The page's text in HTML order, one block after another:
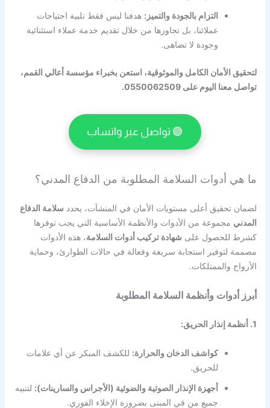
التزام بالجودة والتميز: هدفنا ليس فقط تلبية احتياجات
عملائنا، بل تجاوزها من خلال تقديم خدمة عملاء استثنائية
وجودة لا تضاهى.
لتحقيق الأمان الكامل والموثوقية، استعن بخبراء مؤسسة أعالي القمم،
تواصل معنا اليوم على 0550062509.
🟢 تواصل عبر واتساب
ما هي أدوات السلامة المطلوبة من الدفاع المدني؟
لضمان تحقيق أعلى مستويات الأمان في المنشآت، يحدد سلامة الدفاع
المدني مجموعة من الأدوات والأنظمة الأساسية التي يجب توفرها
كشرط للحصول على شهادة تركيب أدوات السلامة، هذه الأدوات
مصممة لتوفير استجابة سريعة وفعالة في حالات الطوارئ، وحماية
الأرواح والممتلكات.
أبرز أدوات وأنظمة السلامة المطلوبة
1. أنظمة إنذار الحريق:
كواشف الدخان والحرارة: للكشف المبكر عن أي علامات
للحريق.
أجهزة الإنذار الصوتية والضوئية (الأجراس والسارينات): لتنبيه
جميع من في المبنى بضرورة الإخلاء الفوري.